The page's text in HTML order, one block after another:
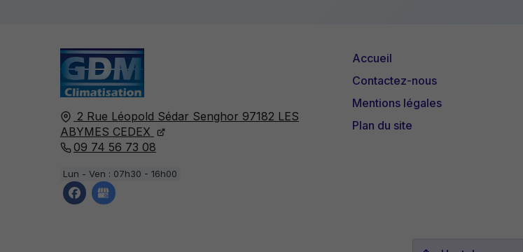
2 Rue Léopold Sédar Senghor 97182 LES
ABYMES CEDEX
09 74 56 73 08
Lun - Ven : 07h30 - 16h00
Accueil
Contactez-nous
Mentions légales
Plan du site